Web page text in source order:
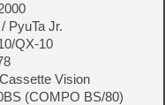
PyuTa Jr.
QX-10
Vision
(COMPO BS/80)